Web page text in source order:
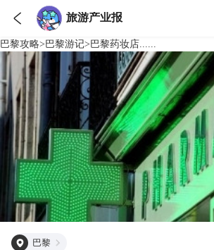
 旅游产业报
巴黎攻略> 巴黎游记> 巴黎药妆店......
巴黎